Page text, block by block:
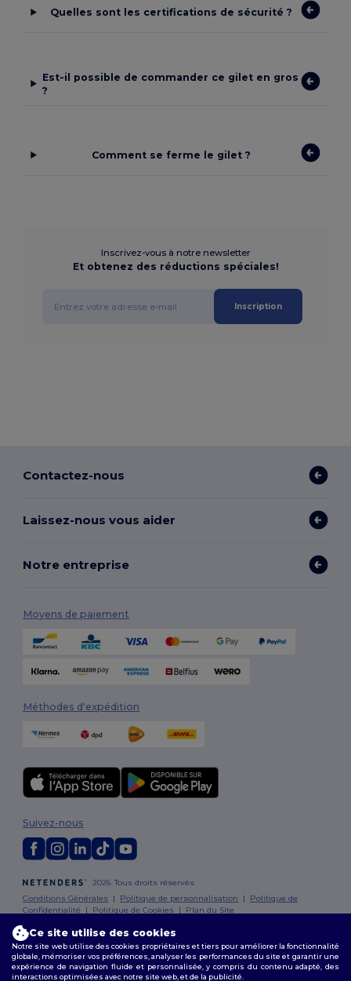
Quelles sont les certifications de sécurité ?
Est-il possible de commander ce gilet en gros
?
Comment se ferme le gilet ?
Inscrivez-vous à notre newsletter
Et obtenez des réductions spéciales!
Inscription
Contactez-nous
Laissez-nous vous aider
Notre entreprise
Moyens de paiement
Méthodes d'expédition
2026. Tous droits réservés
Conditions Générales | Politique de personnalisation | Politique de
Confidentialité | Politique de Cookies | Plan du Site
Suivez-nous
Bruxelles |Anvers|Mortsel |Malines| Lierre |Turnhout| Geel|
Herentals |Hoogstraten|Bruges
Ce site utilise des cookies
Notre site web utilise des cookies propriétaires et tiers pour améliorer la fonctionnalité
globale, mémoriser vos préférences, analyser les performances du site et garantir une
expérience de navigation fluide et personnalisée, y compris du contenu adapté, des
interactions optimisées avec notre site web, et de la publicité.